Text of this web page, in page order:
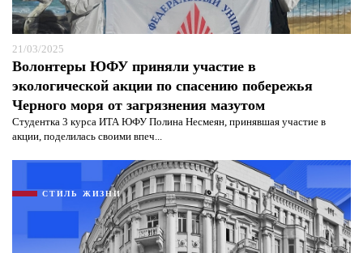
21/03/2025
Волонтеры ЮФУ приняли участие в
экологической акции по спасению побережья
Черного моря от загрязнения мазутом
Студентка 3 курса ИТА ЮФУ Полина Несмеян, принявшая участие в
акции, поделилась своими впеч...
СТИЛЬ ЖИЗНИ